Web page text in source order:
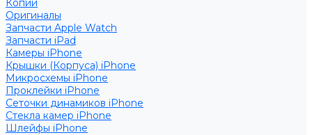
Копии
Оригиналы
Запчасти Apple Watch
Запчасти iPad
Камеры iPhone
Крышки (Корпуса) iPhone
Микросхемы iPhone
Проклейки iPhone
Сеточки динамиков iPhone
Стекла камер iPhone
Шлейфы iPhone